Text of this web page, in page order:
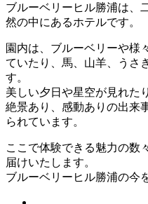
ブルーベリーヒル勝浦は、
然の中にあるホテルです。
園内は、ブルーベリーや様
ていたり、馬、山羊、うさ
す。
美しい夕日や星空が見れた
絶景あり、感動ありの出来
られています。
ここで体験できる魅力の数
届けいたします。
ブルーベリーヒル勝浦の今